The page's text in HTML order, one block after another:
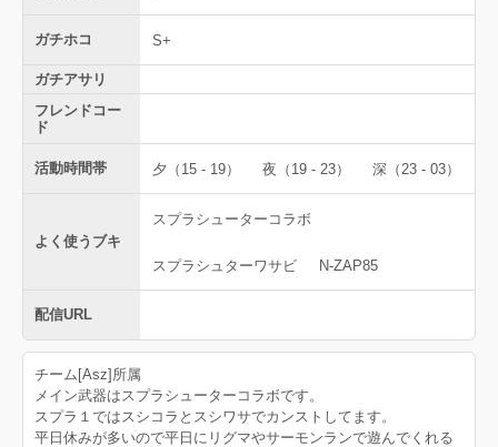
ガチホコ S+
ガチアサリ
フレンドコー
ド
活動時間帯 夕（15 - 19） 夜（19 - 23） 深（23 - 03）
よく使うブキ
スプラシューターコラボ
スプラシュターワサビ N-ZAP85
配信URL
チーム[Asz]所属
メイン武器はスプラシューターコラボです。
スプラ１ではスシコラとスシワサでカンストしてます。
平日休みが多いので平日にリグマやサーモンランで遊んでくれる